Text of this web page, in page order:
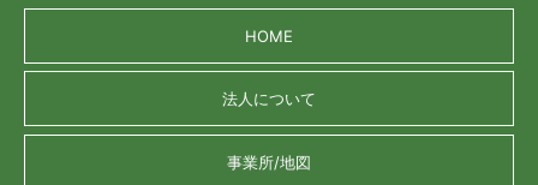
HOME
法人について
事業所/地図